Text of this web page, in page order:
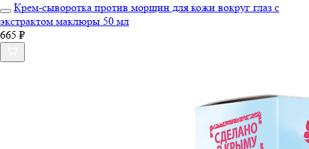
Крем-сыворотка против морщин для кожи вокруг глаз с
экстрактом маклюры 50 мл
665 ₽